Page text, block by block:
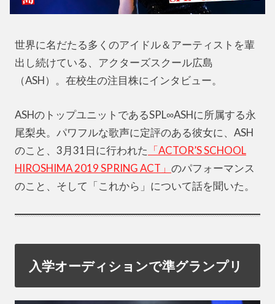
世界に名だたる多くのアイドル＆アーティストを輩
出し続けている、アクターズスクール広島
（ASH）。在校生の注目株にインタビュー。
ASHのトップユニットであるSPL∞ASHに所属する永
尾梨央。パワフルな歌声に定評のある彼女に、ASH
のこと、3月31日に行われた 「ACTOR’S SCHOOL
HIROSHIMA 2019 SPRING ACT」 のパフォーマンス
のこと、そして「これから」について話を聞いた。
入学オーディションで準グランプリ